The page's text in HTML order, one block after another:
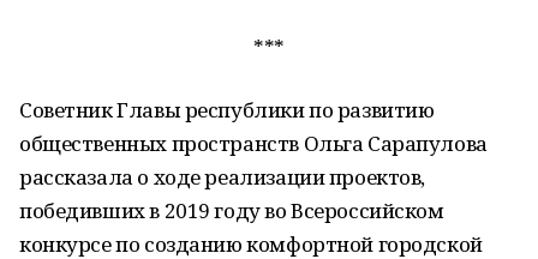
***
Советник Главы республики по развитию
общественных пространств Ольга Сарапулова
рассказала о ходе реализации проектов,
победивших в 2019 году во Всероссийском
конкурсе по созданию комфортной городской